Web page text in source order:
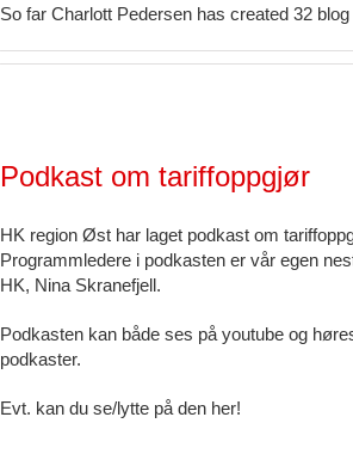
So far Charlott Pedersen has created 32
Podkast om tariffoppgjør
HK region Øst har laget podkast om
Programmledere i podkasten er vår egen
HK, Nina Skranefjell.
Podkasten kan både ses på youtube og
podkaster.
Evt. kan du se/lytte på den her!